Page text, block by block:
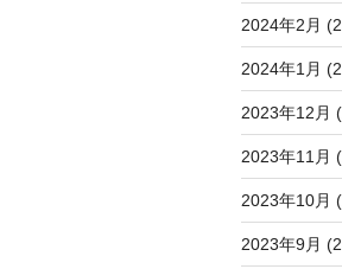
2024年2月
2024年1月
2023年12月
2023年11月
2023年10月
2023年9月